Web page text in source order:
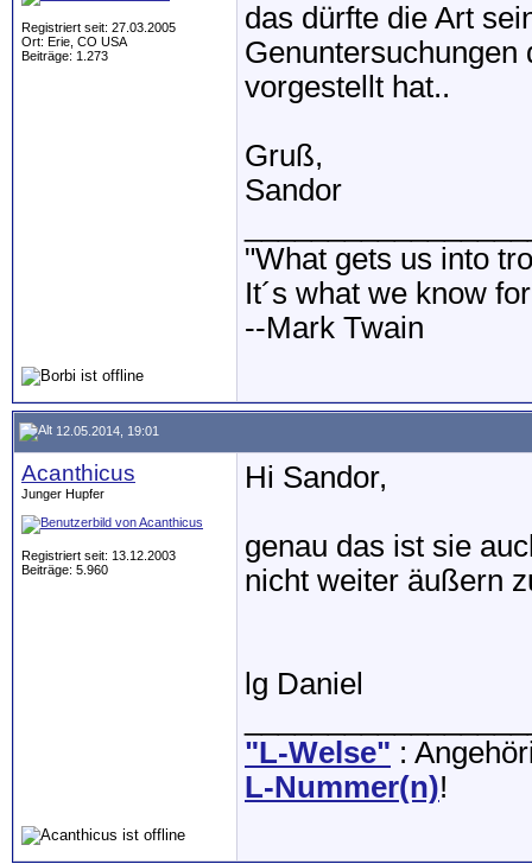
Registriert seit: 27.03.2005
Ort: Erie, CO USA
Beiträge: 1.273
das dürfte die Art
Genuntersuchungen
vorgestellt hat..
Gruß,
Sandor
"What gets us into
It´s what we know
--Mark Twain
12.05.2014, 19:01
Acanthicus
Junger Hupfer
Registriert seit: 13.12.2003
Beiträge: 5.960
Hi Sandor,
genau das ist sie
nicht weiter äußern
lg Daniel
"L-Welse" :
L-Nummer(n)!